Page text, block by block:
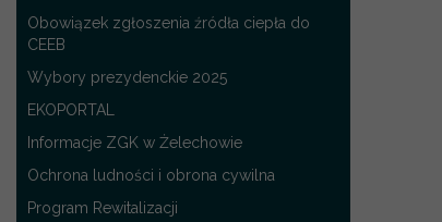
Obowiązek zgłoszenia źródła ciepła do
CEEB
Wybory prezydenckie 2025
EKOPORTAL
Informacje ZGK w Żelechowie
Ochrona ludności i obrona cywilna
Program Rewitalizacji